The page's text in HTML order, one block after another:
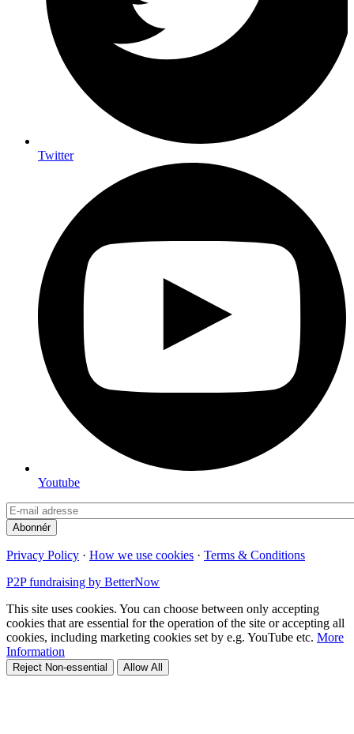
Twitter
Youtube
Privacy Policy · How we use cookies · Terms & Conditions
P2P fundraising by BetterNow
This site uses cookies. You can choose between only accepting
cookies that are essential for the operation of the site or accepting all
cookies, including marketing cookies set by e.g. YouTube etc. More
Information
Reject Non-essential Allow All